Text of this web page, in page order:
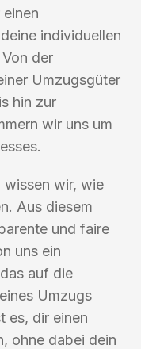
individuellen
der
Umzugsgüter
hin zur
wir uns um
wissen wir, wie
Aus diesem
und faire
uns ein
auf die
Umzugs
es, dir einen
ohne dabei dein